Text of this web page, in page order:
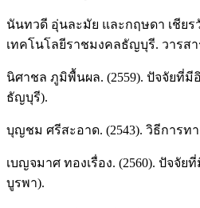
นันทวดี อุ่นละมัย และกฤษดา เชีย
เทคโนโลยีราชมงคลธัญบุรี. วารสา
นิศาชล ภูมิพื้นผล. (2559). ปัจจัยที่
ธัญบุรี).
บุญชม ศรีสะอาด. (2543). วิธีการท
เบญจมาศ ทองเรื่อง. (2560). ปัจ
บูรพา).